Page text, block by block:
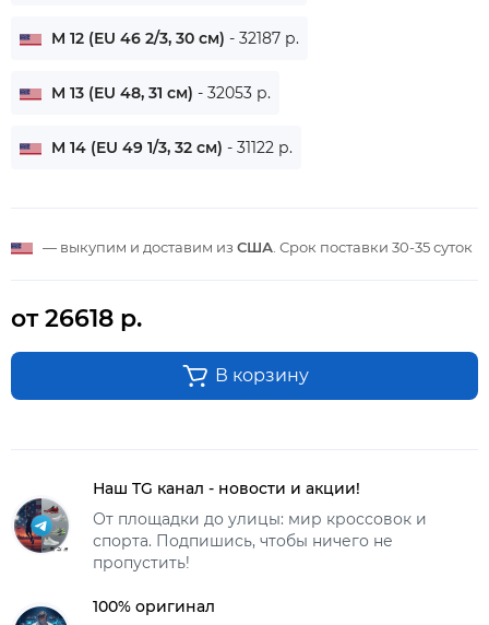
M 12 (EU 46 2/3, 30 см) - 32187 р.
M 13 (EU 48, 31 см) - 32053 р.
M 14 (EU 49 1/3, 32 см) - 31122 р.
— выкупим и доставим из США . Срок поставки 30-35 суток
от 26618 р.
В корзину
Наш TG канал - новости и акции!
От площадки до улицы: мир кроссовок и
спорта. Подпишись, чтобы ничего не
пропустить!
100% оригинал